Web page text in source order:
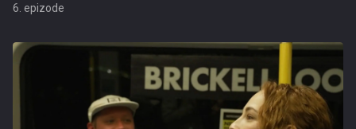
6. epizode